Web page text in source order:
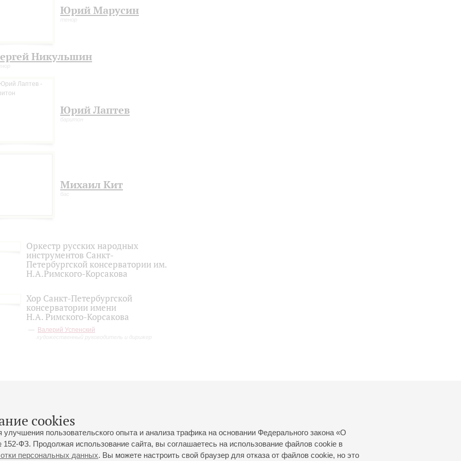
cookies
пользовательского опыта и анализа трафика на основании Федерального закона «О
ФЗ. Продолжая использование сайта, вы соглашаетесь на использование файлов cookie в
персональных данных. Вы можете настроить свой браузер для отказа от файлов cookie, но это
Юрий Марусин
тенор
Никульшин
Юрий Лаптев
баритон
Михаил Кит
бас
Оркестр русских народных
инструментов Санкт-
Петербургской консерватории им.
Н.А.Римского-Корсакова
Хор Санкт-Петербургской
консерватории имени
Н.А. Римского-Корсакова
Валерий Успенский
художественный руководитель и дирижер